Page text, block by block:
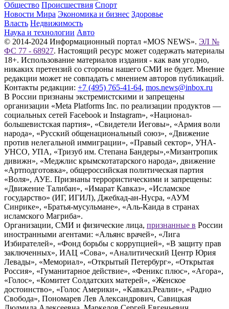
Общество Происшествия Спорт
Новости Мира Экономика и бизнес Здоровье
Власть Недвижимость
Наука и технологии Авто
© 2014-2024 Информационный портал «MOS NEWS». ЭЛ №
ФС 77 - 68927. Настоящий ресурс может содержать материалы
18+. Использование материалов издания - как вам угодно,
никаких претензий со стороны нашего СМИ не будет. Мнение
редакции может не совпадать с мнением авторов публикаций.
Контакты редакции: +7 (495) 765-41-64, mos.news@inbox.ru
В России признаны экстремистскими и запрещены
организации «Meta Platforms Inc. по реализации продуктов —
социальных сетей Facebook и Instagram», «Национал-
большевистская партия», «Свидетели Иеговы», «Армия воли
народа», «Русский общенациональный союз», «Движение
против нелегальной иммиграции», «Правый сектор», УНА-
УНСО, УПА, «Тризуб им. Степана Бандеры»,«Мизантропик
дивижн», «Меджлис крымскотатарского народа», движение
«Артподготовка», общероссийская политическая партия
«Воля», АУЕ. Признаны террористическими и запрещены:
«Движение Талибан», «Имарат Кавказ», «Исламское
государство» (ИГ, ИГИЛ), Джебхад-ан-Нусра, «АУМ
Синрике», «Братья-мусульмане», «Аль-Каида в странах
исламского Магриба».
Организации, СМИ и физические лица, признанные в России
иностранными агентами: «Альянс врачей», «Лига
Избирателей», «Фонд борьбы с коррупцией», «В защиту прав
заключенных», ИАЦ «Сова», «Аналитический Центр Юрия
Левады», «Мемориал», «Открытый Петербург», «Открытая
Россия», «Гуманитарное действие», «Феникс плюс», «Агора»,
«Голос», «Комитет Солдатских матерей», «Женское
достоинство», «Голос Америки», «Кавказ.Реалии», «Радио
Свобода», Пономарев Лев Александрович, Савицкая